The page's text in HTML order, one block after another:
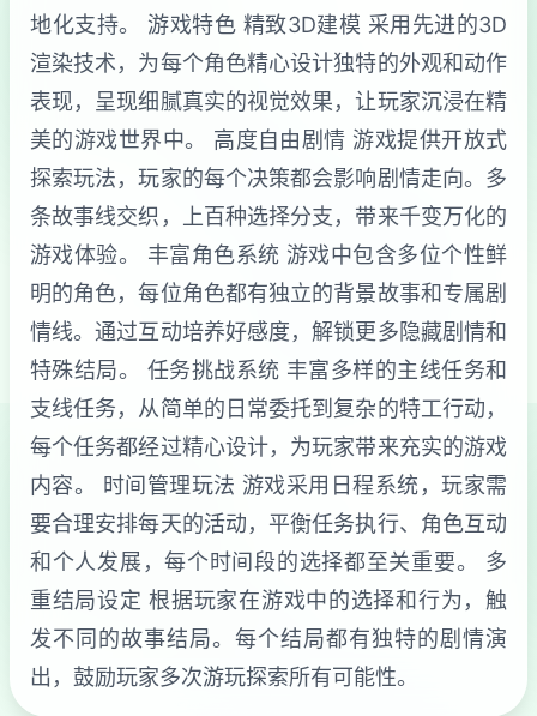
地化支持。 游戏特色 精致3D建模 采用先进的3D
渲染技术，为每个角色精心设计独特的外观和动作
表现，呈现细腻真实的视觉效果，让玩家沉浸在精
美的游戏世界中。 高度自由剧情 游戏提供开放式
探索玩法，玩家的每个决策都会影响剧情走向。多
条故事线交织，上百种选择分支，带来千变万化的
游戏体验。 丰富角色系统 游戏中包含多位个性鲜
明的角色，每位角色都有独立的背景故事和专属剧
情线。通过互动培养好感度，解锁更多隐藏剧情和
特殊结局。 任务挑战系统 丰富多样的主线任务和
支线任务，从简单的日常委托到复杂的特工行动，
每个任务都经过精心设计，为玩家带来充实的游戏
内容。 时间管理玩法 游戏采用日程系统，玩家需
要合理安排每天的活动，平衡任务执行、角色互动
和个人发展，每个时间段的选择都至关重要。 多
重结局设定 根据玩家在游戏中的选择和行为，触
发不同的故事结局。每个结局都有独特的剧情演
出，鼓励玩家多次游玩探索所有可能性。